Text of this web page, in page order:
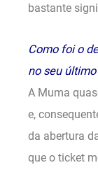
bastante
Como foi o
no seu
A Muma
e,
da abertura
que o ticket